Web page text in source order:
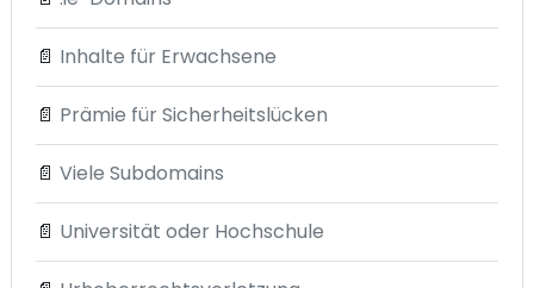
📄 Inhalte für Erwachsene
📄 Prämie für Sicherheitslücken
📄 Viele Subdomains
📄 Universität oder Hochschule